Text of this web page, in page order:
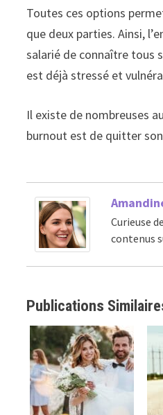
Toutes ces options
que deux parties. Ainsi,
salarié de connaître tous
est déjà stressé et
Il existe de nombreuses
burnout est de quitter
Curieuse
contenus
Publications